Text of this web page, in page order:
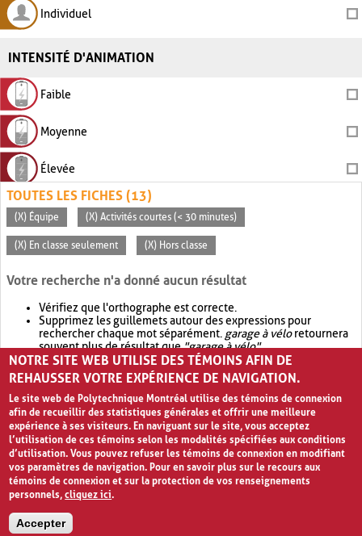
Individuel
INTENSITÉ D'ANIMATION
Faible
Moyenne
Élevée
TOUTES LES FICHES (13)
(X) Équipe (X) Activités courtes (< 30 minutes)
(X) En classe seulement (X) Hors classe
Votre recherche n'a donné aucun résultat
Vérifiez que l'orthographe est correcte.
Supprimez les guillemets autour des expressions pour
rechercher chaque mot séparément. garage à véloretournera
souvent plus de résultat que"garage à vélo".
Envisagez d'élargir votre recherche avec OR.garage OR vélo
retournera souvent plus de résultat quegarage à vélo
NOTRE SITE WEB UTILISE DES TÉMOINS AFIN DE
REHAUSSER VOTRE EXPÉRIENCE DE NAVIGATION.
Le site web de Polytechnique Montréal utilise des témoins de connexion
afin de recueillir des statistiques générales et offrir une meilleure
expérience à ses visiteurs. En naviguant sur le site, vous acceptez
l’utilisation de ces témoins selon les modalités spécifiées aux conditions
d’utilisation. Vous pouvez refuser les témoins de connexion en modifiant
vos paramètres de navigation. Pour en savoir plus sur le recours aux
témoins de connexion et sur la protection de vos renseignements
personnels,cliquez ici.
Accepter